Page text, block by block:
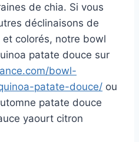
de chia. Si vous
déclinaisons de
colorés, notre bowl
patate douce sur
bowl-
patate-douce/ ou
patate douce
yaourt citron